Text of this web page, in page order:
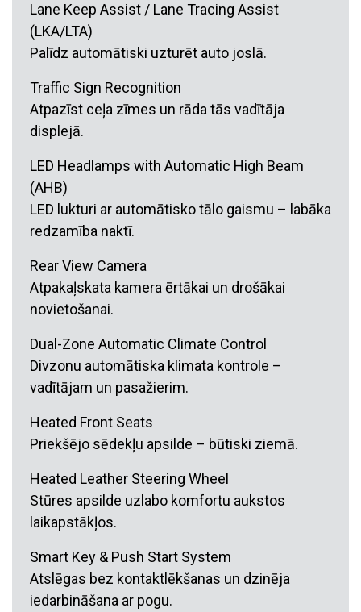
Lane Keep Assist / Lane Tracing Assist
(LKA/LTA)
Palīdz automātiski uzturēt auto joslā.
Traffic Sign Recognition
Atpazīst ceļa zīmes un rāda tās vadītāja
displejā.
LED Headlamps with Automatic High Beam
(AHB)
LED lukturi ar automātisko tālo gaismu – labāka
redzamība naktī.
Rear View Camera
Atpakaļskata kamera ērtākai un drošākai
novietošanai.
Dual-Zone Automatic Climate Control
Divzonu automātiska klimata kontrole –
vadītājam un pasažierim.
Heated Front Seats
Priekšējo sēdekļu apsilde – būtiski ziemā.
Heated Leather Steering Wheel
Stūres apsilde uzlabo komfortu aukstos
laikapstākļos.
Smart Key & Push Start System
Atslēgas bez kontaktlēkšanas un dzinēja
iedarbināšana ar pogu.